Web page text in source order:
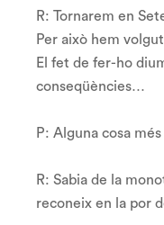
R: Tornarem en
Per això hem
El fet de fer-ho
conseqüències…
P: Alguna cosa
R: Sabia de la
reconeix en la por